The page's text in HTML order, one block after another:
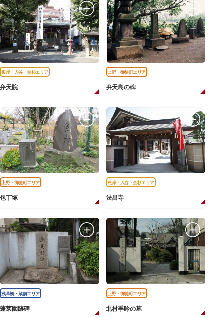
根岸・入谷・金杉エリア
弁天院
上野・御徒町エリア
弁天島の碑
上野・御徒町エリア
包丁塚
根岸・入谷・金杉エリア
法昌寺
浅草橋・蔵前エリア
蓬莱園跡碑
上野・御徒町エリア
北村季吟の墓